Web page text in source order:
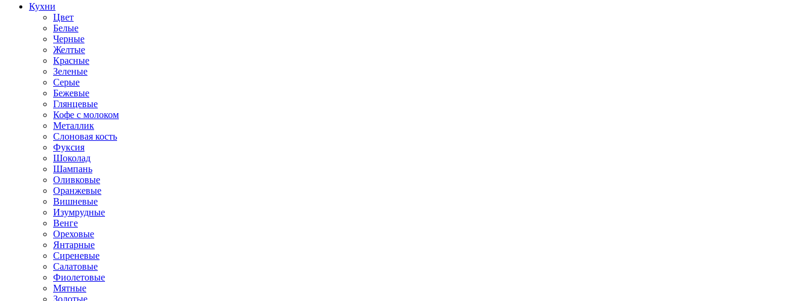
Кухни
Цвет
Белые
Черные
Желтые
Красные
Зеленые
Серые
Бежевые
Глянцевые
Кофе с молоком
Металлик
Слоновая кость
Фуксия
Шоколад
Шампань
Оливковые
Оранжевые
Вишневые
Изумрудные
Венге
Ореховые
Янтарные
Сиреневые
Салатовые
Фиолетовые
Мятные
Золотые